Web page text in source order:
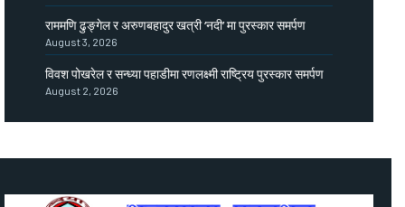
राममणि ढुङ्गेल र अरुणबहादुर खत्री ‘नदी’ मा पुरस्कार समर्पण
August 3, 2026
विवश पोखरेल र सन्ध्या पहाडीमा रणलक्ष्मी राष्ट्रिय पुरस्कार समर्पण
August 2, 2026